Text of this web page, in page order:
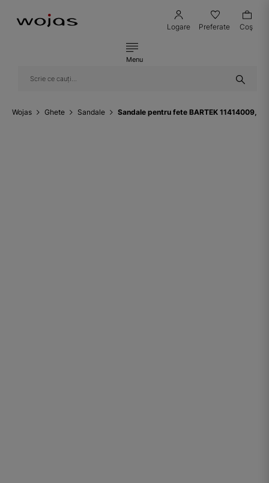
Logare Preferate Coş
Menu
Wojas Ghete Sandale Sandale pentru fete BARTEK 11414009, gri